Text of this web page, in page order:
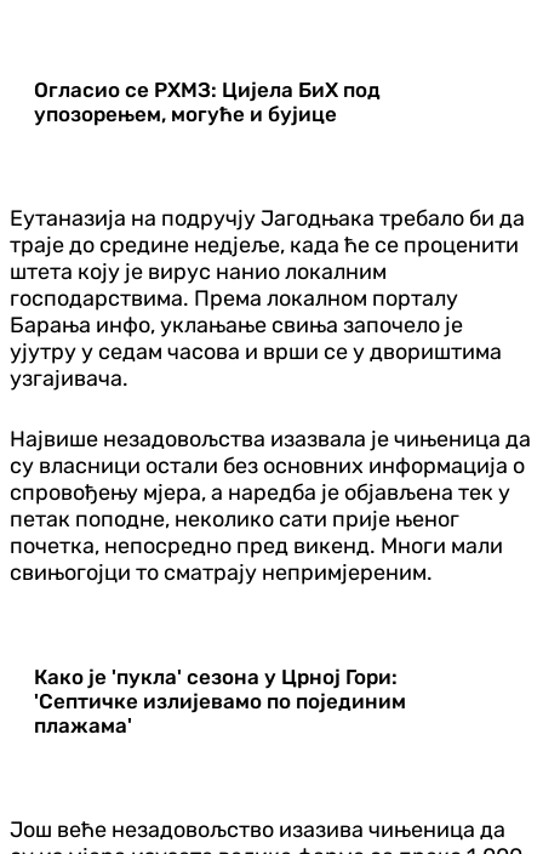
Огласио се РХМЗ: Цијела БиХ под
упозорењем, могуће и бујице
Еутаназија на подручју Јагодњака требало би да
траје до средине недјеље, када ће се проценити
штета коју је вирус нанио локалним
господарствима. Према локалном порталу
Барања инфо, уклањање свиња започело је
ујутру у седам часова и врши се у двориштима
узгајивача.
Највише незадовољства изазвала је чињеница да
су власници остали без основних информација о
спровођењу мјера, а наредба је објављена тек у
петак поподне, неколико сати прије њеног
почетка, непосредно пред викенд. Многи мали
свињогојци то сматрају непримјереним.
Како је 'пукла' сезона у Црној Гори:
'Септичке излијевамо по појединим
плажама'
Још веће незадовољство изазива чињеница да